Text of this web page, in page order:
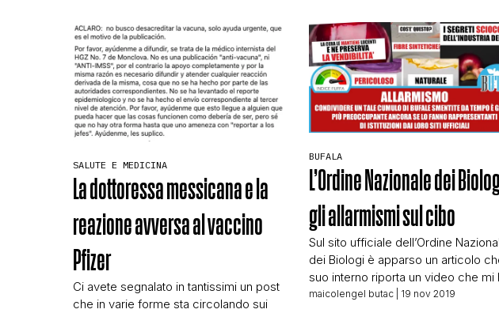
EDITORIALI
TRUFFE E SOCIAL
CONTATTI
CHI SIAMO
cardiologi Usa L’articolo comincia così:
Negli Stati Uniti i vaccinati con due dosi
sono fermi al 60%, […]
ENERGETICA Il Fatto Quotidiano:
sono un indovino, ma […]
SALUTE E MEDICINA
La dottoressa messicana e la
reazione avversa al vaccino
Pfizer
Ci avete segnalato in tantissimi un post
che in varie forme sta circolando sui
BUFALA
L’Ordine Nazionale dei
gli allarmismi sul cibo
Sul sito ufficiale dell’Ordine
dei Biologi è apparso un articolo
suo interno riporta un video che mi
lasciato onestamente stupefatto. Il
maicolengel butac| 19 nov 2019